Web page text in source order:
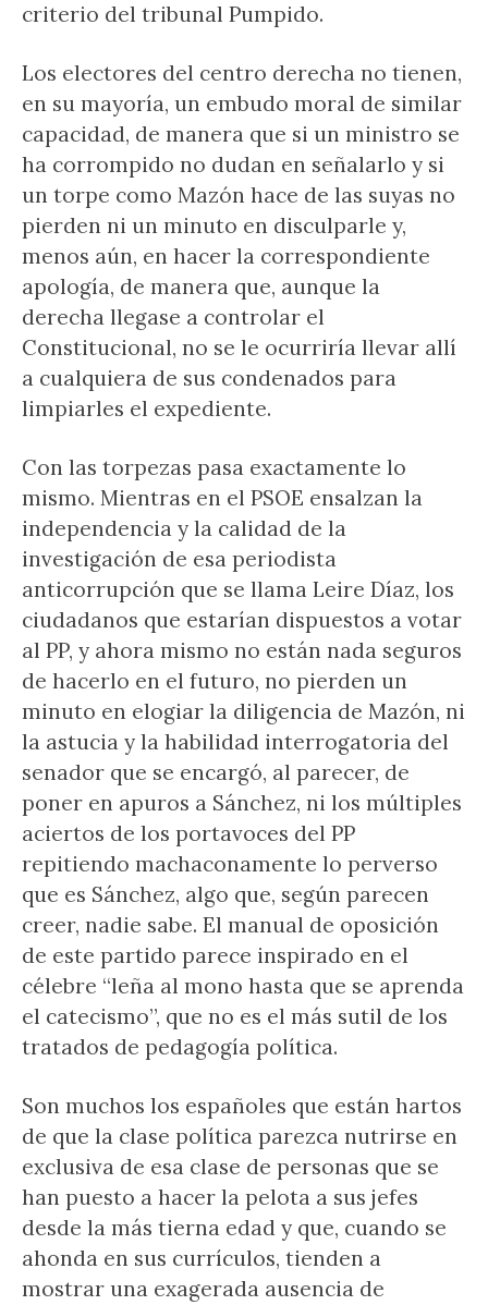
criterio del tribunal Pumpido.
Los electores del centro derecha no tienen,
en su mayoría, un embudo moral de similar
capacidad, de manera que si un ministro se
ha corrompido no dudan en señalarlo y si
un torpe como Mazón hace de las suyas no
pierden ni un minuto en disculparle y,
menos aún, en hacer la correspondiente
apología, de manera que, aunque la
derecha llegase a controlar el
Constitucional, no se le ocurriría llevar allí
a cualquiera de sus condenados para
limpiarles el expediente.
Con las torpezas pasa exactamente lo
mismo. Mientras en el PSOE ensalzan la
independencia y la calidad de la
investigación de esa periodista
anticorrupción que se llama Leire Díaz, los
ciudadanos que estarían dispuestos a votar
al PP, y ahora mismo no están nada seguros
de hacerlo en el futuro, no pierden un
minuto en elogiar la diligencia de Mazón, ni
la astucia y la habilidad interrogatoria del
senador que se encargó, al parecer, de
poner en apuros a Sánchez, ni los múltiples
aciertos de los portavoces del PP
repitiendo machaconamente lo perverso
que es Sánchez, algo que, según parecen
creer, nadie sabe. El manual de oposición
de este partido parece inspirado en el
célebre “leña al mono hasta que se aprenda
el catecismo”, que no es el más sutil de los
tratados de pedagogía política.
Son muchos los españoles que están hartos
de que la clase política parezca nutrirse en
exclusiva de esa clase de personas que se
han puesto a hacer la pelota a sus jefes
desde la más tierna edad y que, cuando se
ahonda en sus currículos, tienden a
mostrar una exagerada ausencia de